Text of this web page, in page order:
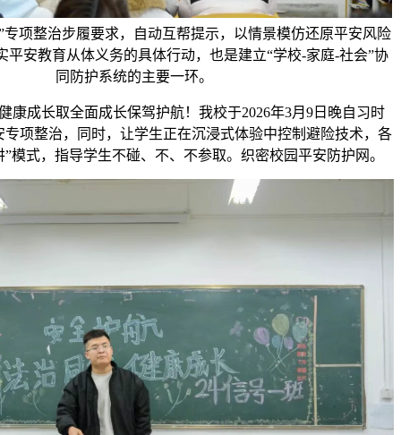
专项整治步履要求，自动互帮提示，以情景模仿还原平安风险
平安教育从体义务的具体行动，也是建立“学校-家庭-社会”协
同防护系统的主要一环。
长取全面成长保驾护航！我校于2026年3月9日晚自习时
专项整治，同时，让学生正在沉浸式体验中控制避险技术，各
模式，指导学生不碰、不、不参取。织密校园平安防护网。